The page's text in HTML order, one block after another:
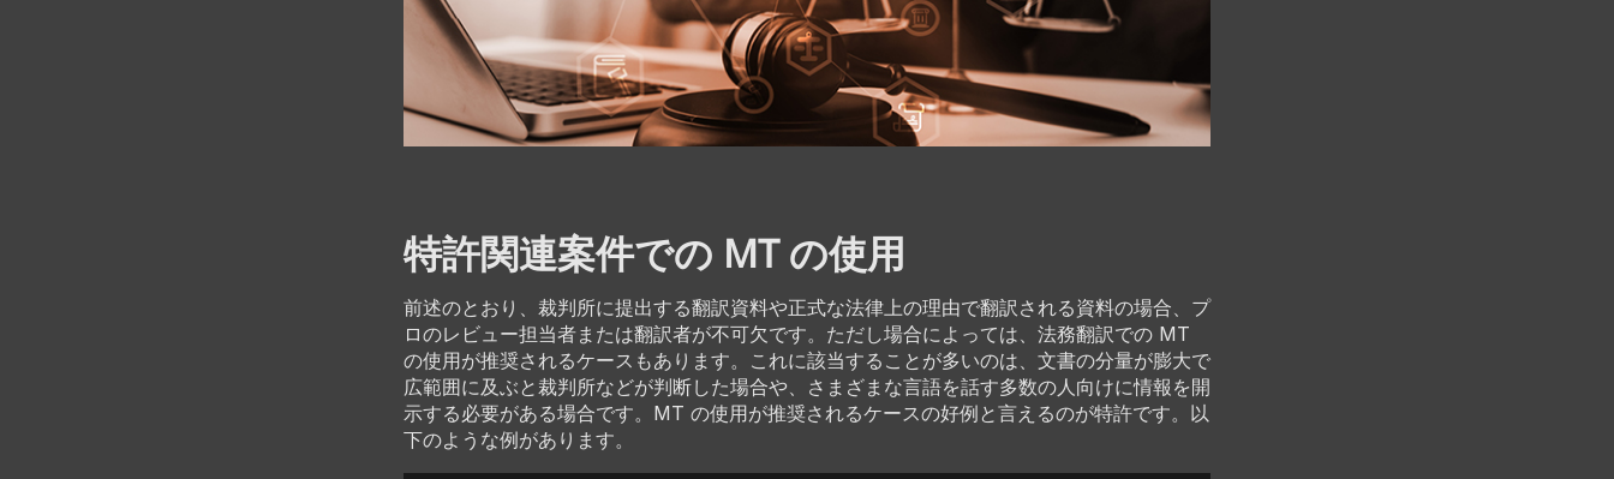
特許関連案件での MT の使用
前述のとおり、裁判所に提出する翻訳資料や正式な法律上の理由で翻訳される資料の場合、プ
ロのレビュー担当者または翻訳者が不可欠です。ただし場合によっては、法務翻訳での MT
の使用が推奨されるケースもあります。これに該当することが多いのは、文書の分量が膨大で
広範囲に及ぶと裁判所などが判断した場合や、さまざまな言語を話す多数の人向けに情報を開
示する必要がある場合です。MT の使用が推奨されるケースの好例と言えるのが特許です。以
下のような例があります。